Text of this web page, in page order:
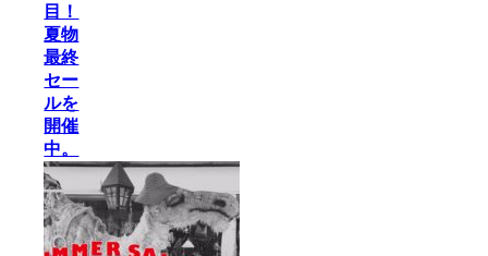
目！
夏物
最終
セー
ルを
開催
中。